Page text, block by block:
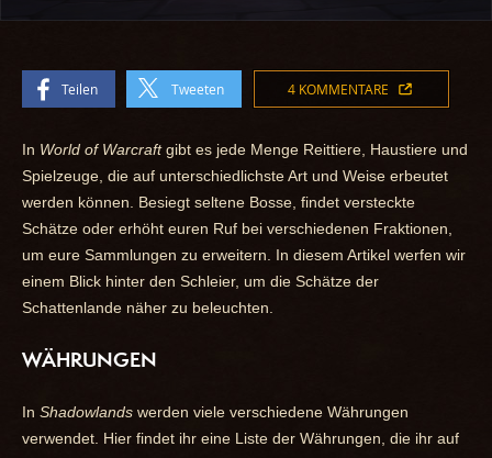
Teilen Tweeten 4 KOMMENTARE
In World of Warcraftgibt es jede Menge Reittiere, Haustiere und
Spielzeuge, die auf unterschiedlichste Art und Weise erbeutet
werden können. Besiegt seltene Bosse, findet versteckte
Schätze oder erhöht euren Ruf bei verschiedenen Fraktionen,
um eure Sammlungen zu erweitern. In diesem Artikel werfen wir
einem Blick hinter den Schleier, um die Schätze der
Schattenlande näher zu beleuchten.
WÄHRUNGEN
In Shadowlands werden viele verschiedene Währungen
verwendet. Hier findet ihr eine Liste der Währungen, die ihr auf